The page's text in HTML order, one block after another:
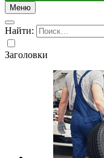
Меню
Найти:
Заголовки